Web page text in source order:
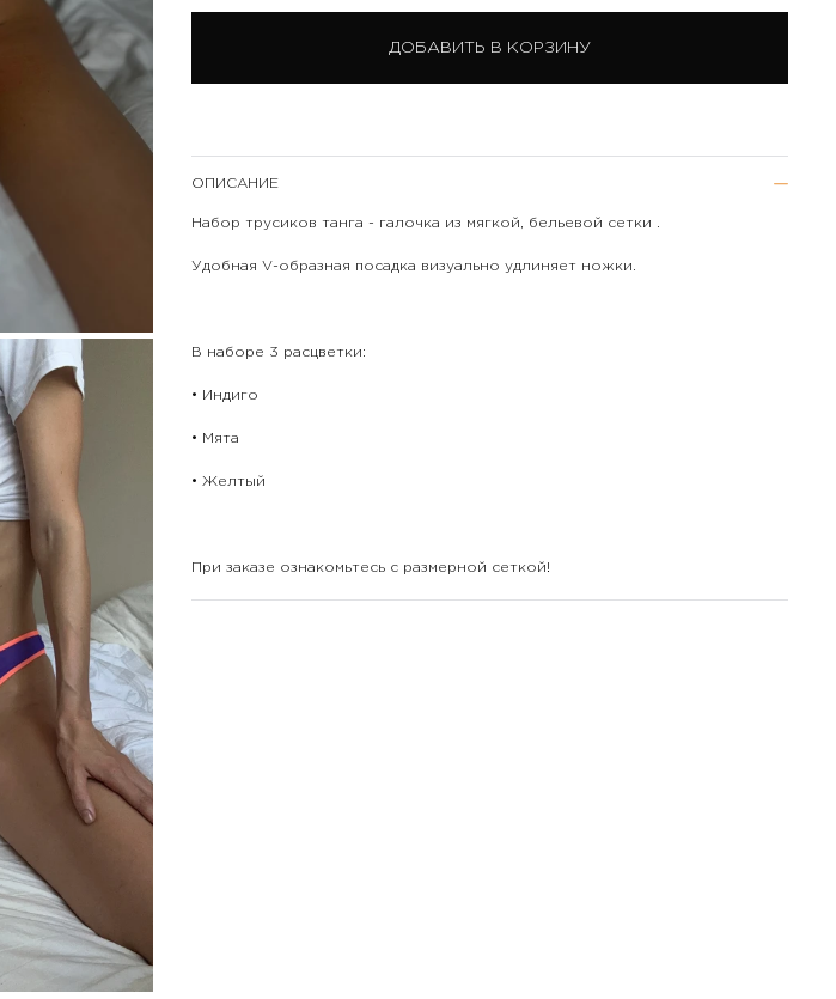
ДОБАВИТЬ В КОРЗИНУ
ОПИСАНИЕ
Набор трусиков танга - галочка из мягкой, бельевой сетки .
Удобная V-образная посадка визуально удлиняет ножки.
В наборе 3 расцветки:
• Индиго
• Мята
• Желтый
При заказе ознакомьтесь с размерной сеткой!